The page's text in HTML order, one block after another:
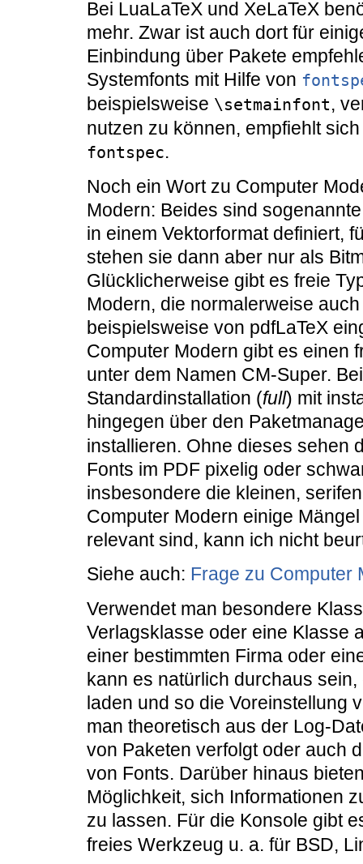
Bei LuaLaTeX und XeLaTeX
mehr. Zwar ist auch dort für
Einbindung über Pakete
Systemfonts mit Hilfe von
beispielsweise \setmainfont,
nutzen zu können, empfiehlt
fontspec.
Noch ein Wort zu Computer
Modern: Beides sind
in einem Vektorformat definiert,
stehen sie dann aber nur als
Glücklicherweise gibt es freie
Modern, die normalerweise
beispielsweise von pdfLaTeX
Computer Modern gibt es einen
unter dem Namen CM-Super.
Standardinstallation (full) mit
hingegen über den
installieren. Ohne dieses sehen
Fonts im PDF pixelig oder
insbesondere die kleinen,
Computer Modern einige
relevant sind, kann ich nicht
Siehe auch: Frage zu Computer
Verwendet man besondere
Verlagsklasse oder eine Klasse
einer bestimmten Firma oder
kann es natürlich durchaus
laden und so die Voreinstellung
man theoretisch aus der Log-
von Paketen verfolgt oder auch
von Fonts. Darüber hinaus
Möglichkeit, sich Informationen
zu lassen. Für die Konsole gibt
freies Werkzeug u. a. für BSD,